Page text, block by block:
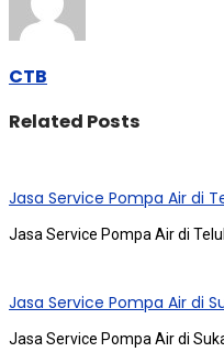
CTB
Related Posts
Jasa Service Pompa Air di
Jasa Service Pompa Air di
Jasa Service Pompa Air di
Jasa Service Pompa Air di